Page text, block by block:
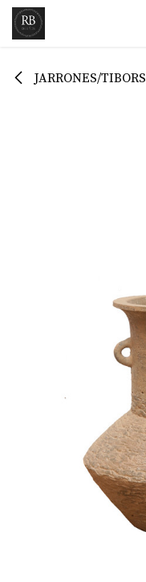
Ir al contenido
JARRONES/TIBORS